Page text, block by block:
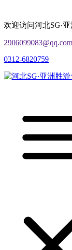
欢迎访问河北SG·
2906099083@qq.com
0312-6820759